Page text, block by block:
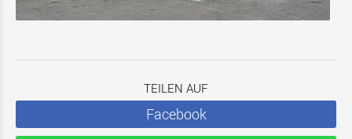
TEILEN AUF
Facebook